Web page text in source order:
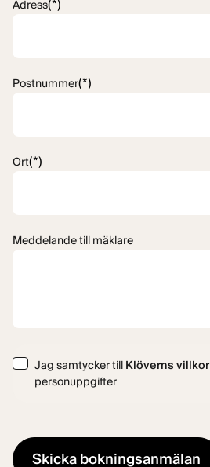
Adress(*)
Postnummer(*)
Ort(*)
Meddelande till mäklare
ConsentJag samtycker till Klöverns villkor
personuppgifter